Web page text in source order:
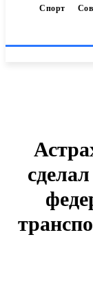
Спорт